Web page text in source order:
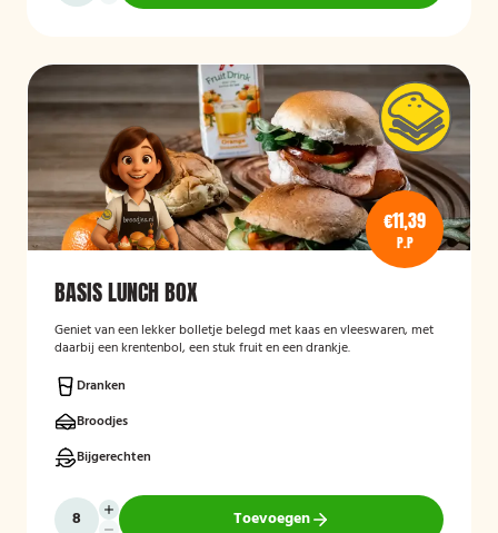
€11,39
P.P
BASIS LUNCH BOX
Geniet van een lekker bolletje belegd met kaas en vleeswaren, met
daarbij een krentenbol, een stuk fruit en een drankje.
Dranken
Broodjes
Bijgerechten
Toevoegen